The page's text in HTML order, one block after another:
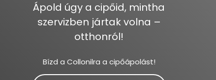
Ápold úgy a cipőid, mintha
szervizben jártak volna –
otthonról!
Bízd a Collonilra a cipőápolást!